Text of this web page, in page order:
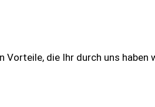
die Ihr durch uns